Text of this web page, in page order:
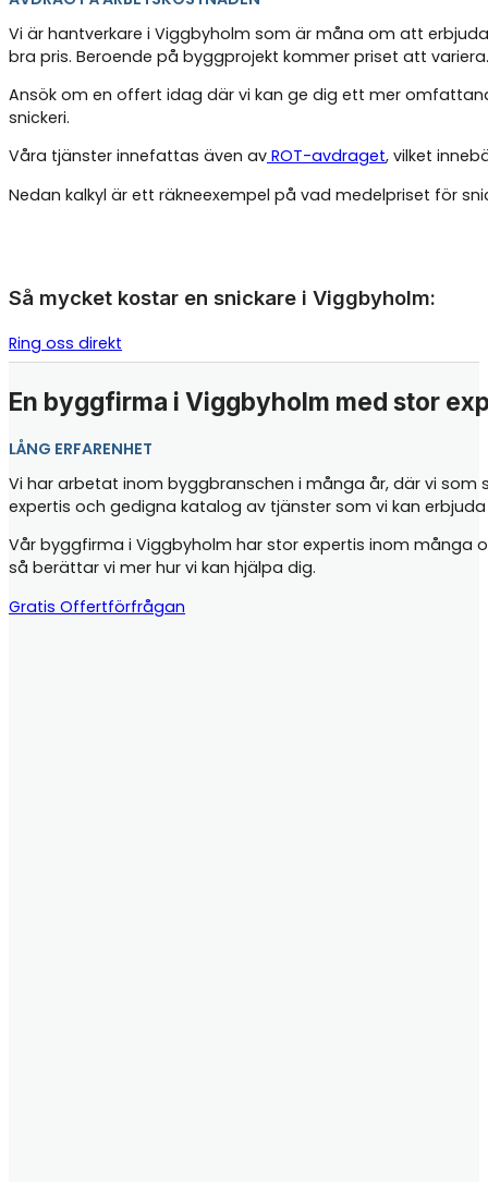
Vi är hantverkare i Viggbyholm som är måna om att
bra pris. Beroende på byggprojekt kommer priset att variera.
Ansök om en offert idag där vi kan ge dig ett mer
snickeri.
Våra tjänster innefattas även av ROT-avdraget, vilket
Nedan kalkyl är ett räkneexempel på vad medelpriset för
Så mycket kostar en snickare i Viggbyholm:
Ring oss direkt
En byggfirma i Viggbyholm med stor
LÅNG ERFARENHET
Vi har arbetat inom byggbranschen i många år, där vi
expertis och gedigna katalog av tjänster som vi kan
Vår byggfirma i Viggbyholm har stor expertis inom många
så berättar vi mer hur vi kan hjälpa dig.
Gratis Offertförfrågan